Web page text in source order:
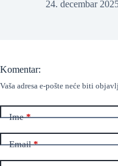
24. decembar
Komentar:
Vaša adresa e-pošte neće biti
Ime*
Email*